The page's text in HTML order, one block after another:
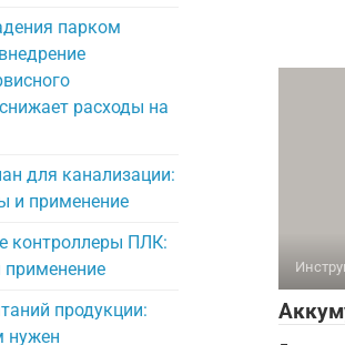
парком
расходы на
для канализации:
и применение
контроллеры ПЛК:
продукции:
нужен